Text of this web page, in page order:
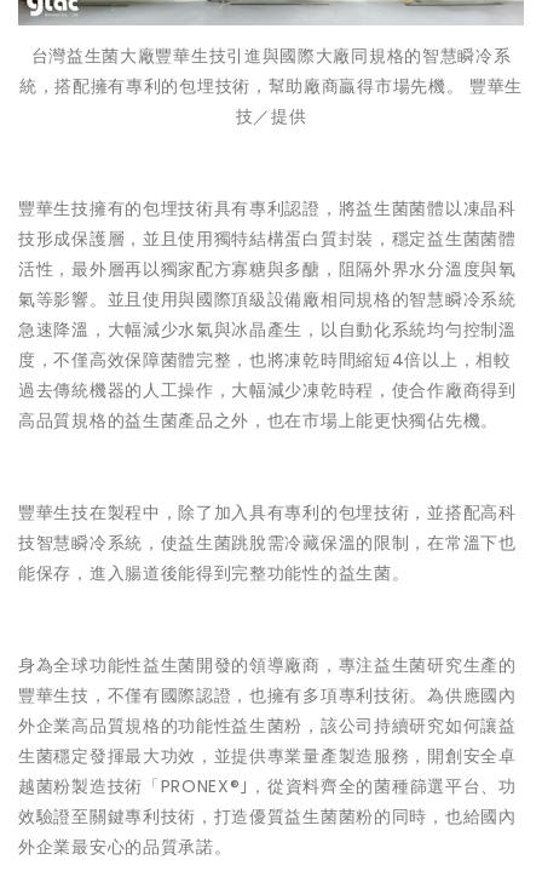
台灣益生菌大廠豐華生技引進與國際大廠同規格的智慧瞬冷系
統，搭配擁有專利的包埋技術，幫助廠商贏得市場先機。 豐華生
技／提供
豐華生技擁有的包埋技術具有專利認證，將益生菌菌體以凍晶科
技形成保護層，並且使用獨特結構蛋白質封裝，穩定益生菌菌體
活性，最外層再以獨家配方寡糖與多醣，阻隔外界水分溫度與氧
氣等影響。並且使用與國際頂級設備廠相同規格的智慧瞬冷系統
急速降溫，大幅減少水氣與冰晶產生，以自動化系統均勻控制溫
度，不僅高效保障菌體完整，也將凍乾時間縮短4倍以上，相較
過去傳統機器的人工操作，大幅減少凍乾時程，使合作廠商得到
高品質規格的益生菌產品之外，也在市場上能更快獨佔先機。
豐華生技在製程中，除了加入具有專利的包埋技術，並搭配高科
技智慧瞬冷系統，使益生菌跳脫需冷藏保溫的限制，在常溫下也
能保存，進入腸道後能得到完整功能性的益生菌。
身為全球功能性益生菌開發的領導廠商，專注益生菌研究生產的
豐華生技，不僅有國際認證，也擁有多項專利技術。為供應國內
外企業高品質規格的功能性益生菌粉，該公司持續研究如何讓益
生菌穩定發揮最大功效，並提供專業量產製造服務，開創安全卓
越菌粉製造技術「PRONEX®｣，從資料齊全的菌種篩選平台、功
效驗證至關鍵專利技術，打造優質益生菌菌粉的同時，也給國內
外企業最安心的品質承諾。